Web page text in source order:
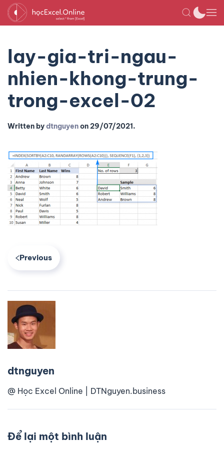
lay-gia-tri-ngau-
nhien-khong-trung-
trong-excel-02
Written bydtnguyenon29/07/2021.
Previous
dtnguyen
@ Học Excel Online | DTNguyen.business
Để lại một bình luận